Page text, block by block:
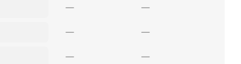
— —
— —
— —